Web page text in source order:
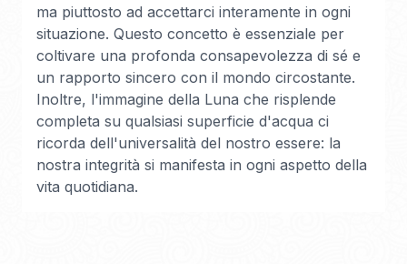
ma piuttosto ad accettarci interamente in ogni
situazione. Questo concetto è essenziale per
coltivare una profonda consapevolezza di sé e
un rapporto sincero con il mondo circostante.
Inoltre, l'immagine della Luna che risplende
completa su qualsiasi superficie d'acqua ci
ricorda dell'universalità del nostro essere: la
nostra integrità si manifesta in ogni aspetto della
vita quotidiana.